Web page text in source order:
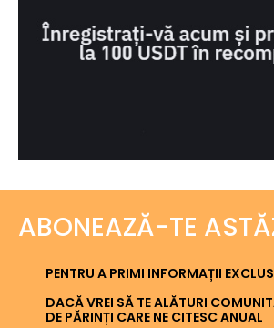
ABONEAZĂ-TE
PENTRU A PRIMI INFORMAȚII
DACĂ VREI SĂ TE ALĂTURI
DE PĂRINȚI CARE NE CITESC ANUAL